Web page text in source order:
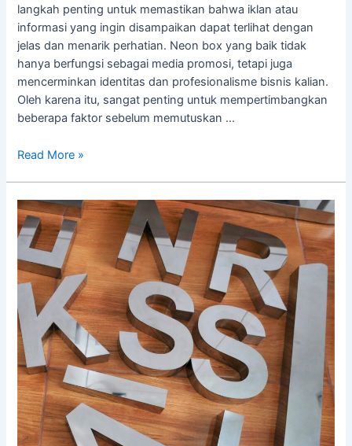
langkah penting untuk memastikan bahwa iklan atau
informasi yang ingin disampaikan dapat terlihat dengan
jelas dan menarik perhatian. Neon box yang baik tidak
hanya berfungsi sebagai media promosi, tetapi juga
mencerminkan identitas dan profesionalisme bisnis kalian.
Oleh karena itu, sangat penting untuk mempertimbangkan
beberapa faktor sebelum memutuskan …
Read More »
Kelebihan
dan
Kekurangan
Huruf
Timbul
untuk
Promosi